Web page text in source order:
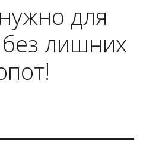
для
лишних